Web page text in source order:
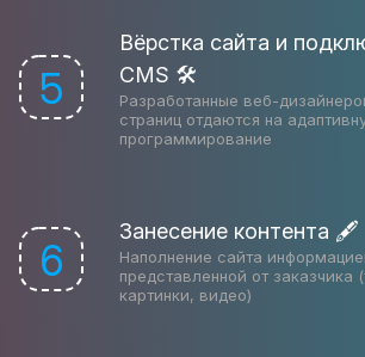
5
Вёрстка сайта и
CMS 🛠
Разработанные веб-
страниц отдаются на
программирование
6
Занесение контента 🖋
Наполнение сайта
представленной от заказчика
картинки, видео)